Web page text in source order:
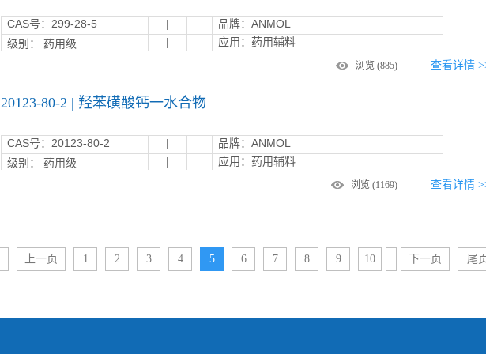
CAS号： 299-28-5 |
品牌：ANMOL
级别： 药用级
| 应用：药用辅料
查看详情
浏览 (885)
20123-80-2 | 羟苯磺酸钙一水合物
CAS号：20123-80-2 |
品牌：ANMOL
级别： 药用级
| 应用：药用辅料
查看详情
浏览 (1169)
上一页 1 2 3 4 5 6 7 8 9 10 ... 下一页 尾